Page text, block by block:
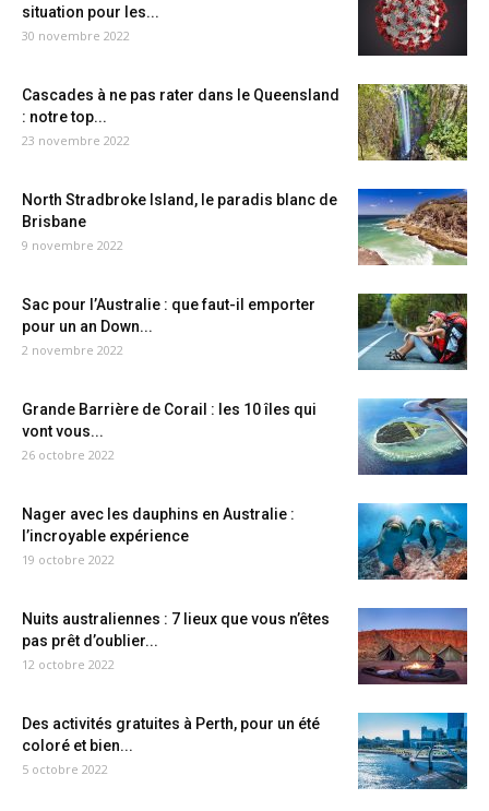
situation pour les...
30 novembre 2022
Cascades à ne pas rater dans le Queensland
: notre top...
23 novembre 2022
North Stradbroke Island, le paradis blanc de
Brisbane
9 novembre 2022
Sac pour l’Australie : que faut-il emporter
pour un an Down...
2 novembre 2022
Grande Barrière de Corail : les 10 îles qui
vont vous...
26 octobre 2022
Nager avec les dauphins en Australie :
l’incroyable expérience
19 octobre 2022
Nuits australiennes : 7 lieux que vous n’êtes
pas prêt d’oublier...
12 octobre 2022
Des activités gratuites à Perth, pour un été
coloré et bien...
5 octobre 2022